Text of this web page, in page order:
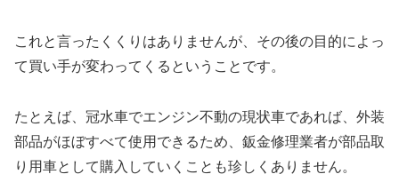
これと言ったくくりはありませんが、その後の目的によっ
て買い手が変わってくるということです。
たとえば、冠水車でエンジン不動の現状車であれば、外装
部品がほぼすべて使用できるため、鈑金修理業者が部品取
り用車として購入していくことも珍しくありません。